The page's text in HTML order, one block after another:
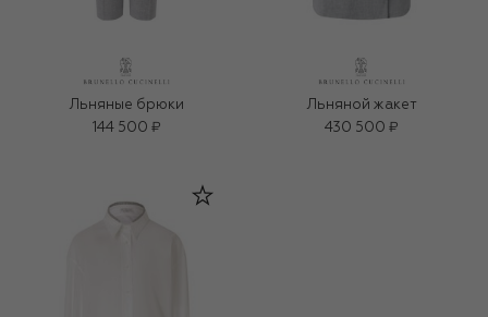
Льняные брюки
144 500 ₽
Льняной жакет
430 500 ₽